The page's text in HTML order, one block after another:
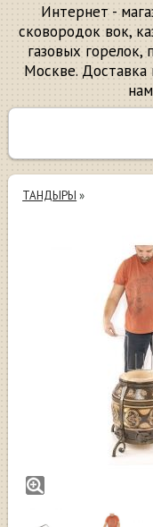
Интернет -
сковородок вок,
газовых горелок,
Москве. Доставка
ТАНДЫРЫ »